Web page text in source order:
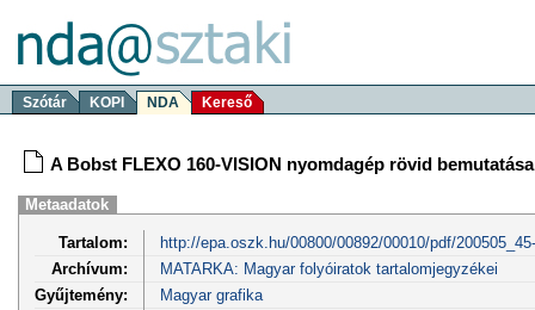
Szótár KOPI NDA Kereső
A Bobst FLEXO 160-VISION nyomdagép rövid bemutatása
Metaadatok
Tartalom:
http://epa.oszk.hu/00800/00892/00010/pdf/
Archívum:
MATARKA: Magyar folyóiratok tartalomjegyzékei
Gyűjtemény:
Magyar grafika